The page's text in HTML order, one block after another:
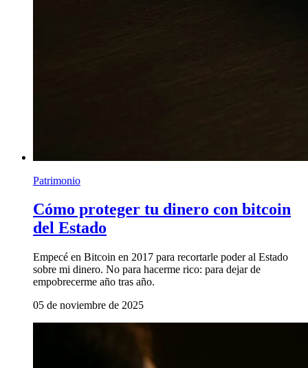
Patrimonio
Cómo proteger tu dinero con bitcoin
del Estado
Empecé en Bitcoin en 2017 para recortarle poder al Estado
sobre mi dinero. No para hacerme rico: para dejar de
empobrecerme año tras año.
05 de noviembre de 2025